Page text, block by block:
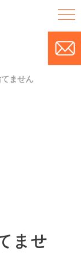
ません
ませ